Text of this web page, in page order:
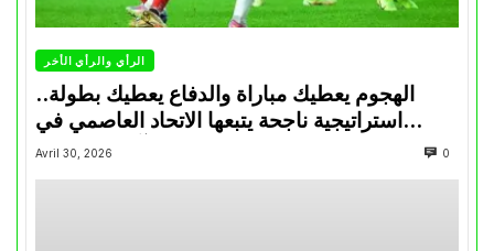
الرأي والرأي الأخر
الهجوم يعطيك مباراة والدفاع يعطيك بطولة..
استراتيجية ناجحة يتبعها الاتحاد العاصمي في
تتويجاته آخر السنوات
Avril 30, 2026 0